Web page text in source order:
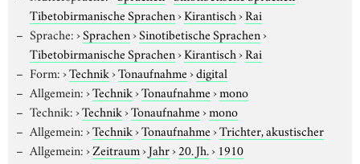
Tibetobirmanische Sprachen›Kirantisch›Rai
Sprache:›Sprachen›Sinotibetische Sprachen›
Tibetobirmanische Sprachen›Kirantisch›Rai
Form:›Technik›Tonaufnahme›digital
Allgemein:›Technik›Tonaufnahme›mono
Technik:›Technik›Tonaufnahme›mono
Allgemein:›Technik›Tonaufnahme›Trichter, akustischer
Allgemein:›Zeitraum›Jahr›20. Jh.› 1910